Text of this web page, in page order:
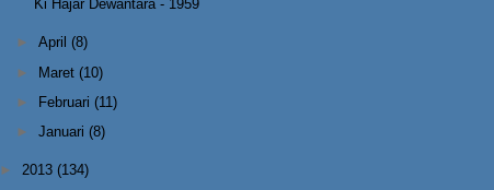
Ki Hajar Dewantara - 1959
►April(8)
► Maret(10)
►
Februari(11)
►Januari(8)
► 2013 (134)